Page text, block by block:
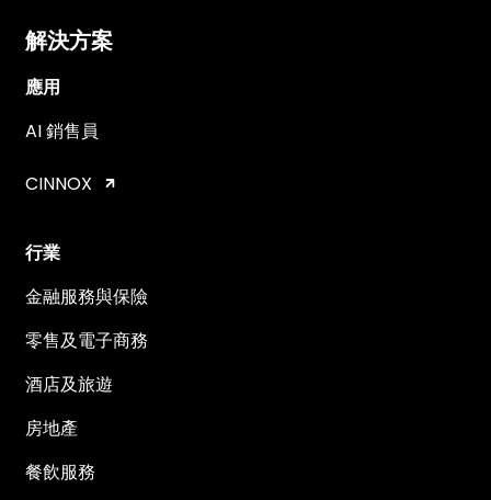
解決方案
應用
AI 銷售員
CINNOX
行業
金融服務與保險
零售及電子商務
酒店及旅遊
房地產
餐飲服務